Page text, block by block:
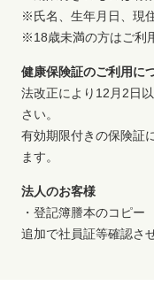
※氏名、生年月日、現
※18歳未満の方はご利
健康保険証のご利用に
法改正により12月2日
さい。
有効期限付きの保険証
ます。
法人のお客様
・登記簿謄本のコピー
追加で社員証等確認さ